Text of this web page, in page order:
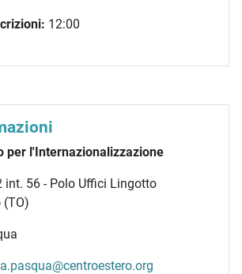
12:00
per l'Internazionalizzazione
int. 56 - Polo Uffici Lingotto
(TO)